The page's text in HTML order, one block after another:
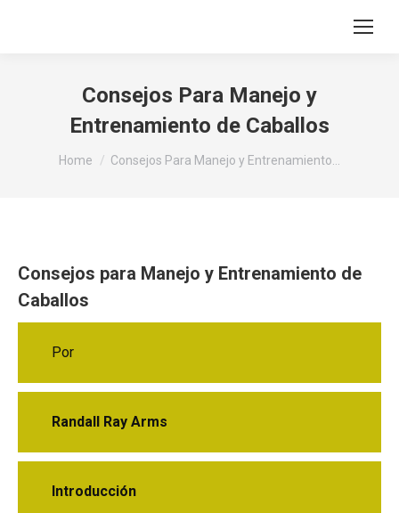
Consejos Para Manejo y
Entrenamiento de Caballos
You are here:
Home Consejos Para Manejo y Entrenamiento…
Consejos para Manejo y Entrenamiento de
Caballos
Por
Randall Ray Arms
Introducción